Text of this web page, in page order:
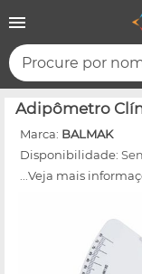
Procure por
Adipômetro
Marca: BALMAK
Disponibilidade:
...Veja mais